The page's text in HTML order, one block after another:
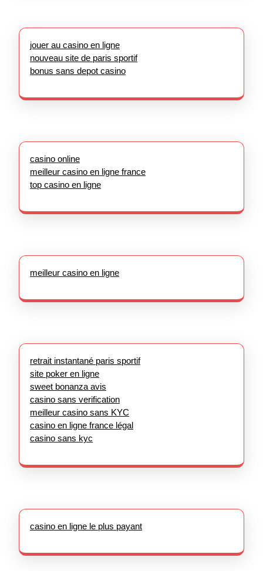
jouer au casino en ligne
nouveau site de paris sportif
bonus sans depot casino
casino online
meilleur casino en ligne france
top casino en ligne
meilleur casino en ligne
retrait instantané paris sportif
site poker en ligne
sweet bonanza avis
casino sans verification
meilleur casino sans KYC
casino en ligne france légal
casino sans kyc
casino en ligne le plus payant